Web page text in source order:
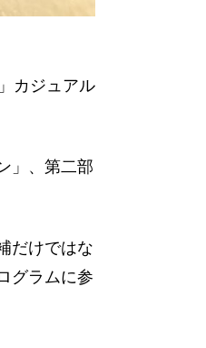
カジュアル
」、第二部
だけではな
グラムに参